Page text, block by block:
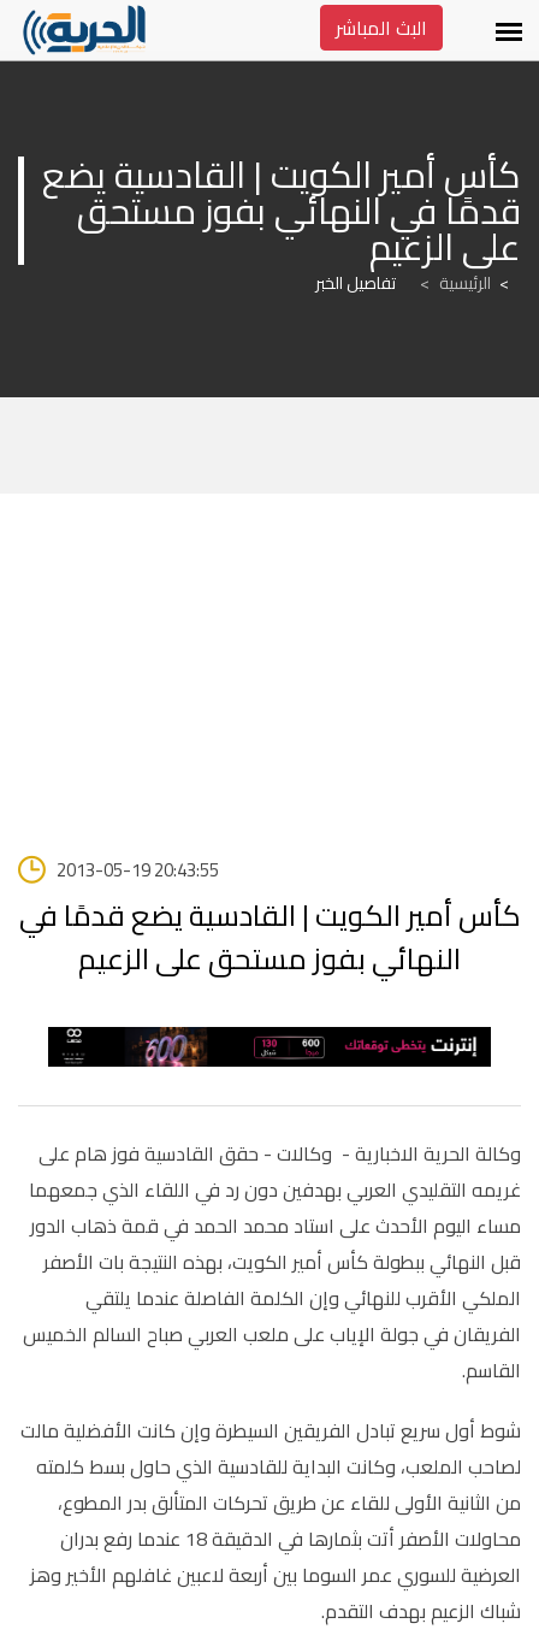
البث المباشر
قدمًا في النهائي بفوز مستحق
على الزعيم
الرئيسية > تفاصيل الخبر
2013-05-19 20:43:55
كأس أمير الكويت | القادسية يضع قدمًا في
النهائي بفوز مستحق على الزعيم
وكالة الحرية الاخبارية - وكالات - حقق القادسية فوز هام على
غريمه التقليدي العربي بهدفين دون رد في اللقاء الذي جمعهما
مساء اليوم الأحدث على استاد محمد الحمد في قمة ذهاب الدور
قبل النهائي ببطولة كأس أمير الكويت، بهذه النتيجة بات الأصفر
الملكي الأقرب للنهائي وإن الكلمة الفاصلة عندما يلتقي
الفريقان في جولة الإياب على ملعب العربي صباح السالم الخميس
القاسم.
شوط أول سريع تبادل الفريقين السيطرة وإن كانت الأفضلية مالت
لصاحب الملعب، وكانت البداية للقادسية الذي حاول بسط كلمته
من الثانية الأولى للقاء عن طريق تحركات المتألق بدر المطوع،
محاولات الأصفر أتت بثمارها في الدقيقة 18 عندما رفع بدران
العرضية للسوري عمر السوما بين أربعة لاعبين غافلهم الأخير وهز
شباك الزعيم بهدف التقدم.